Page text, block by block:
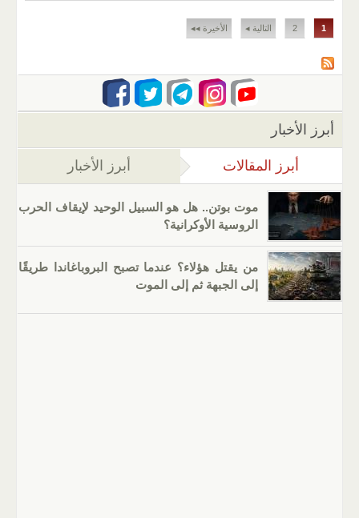
الصفحات
1
2 التالية ◂ الأخيرة ◂◂
أبرز الأخبار
أبرز المقالات (علامة التبويب النشطة)
أبرز الأخبار
موت بوتن.. هل هو السبيل الوحيد لإيقاف الحرب
الروسية الأوكرانية؟
من يقتل هؤلاء؟ عندما تصبح البروباغاندا طريقًا
إلى الجبهة ثم إلى الموت